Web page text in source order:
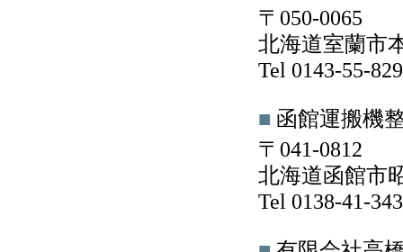
〒050-0065
北海道室蘭市
Tel 0143-55-
■ 函館運搬機
〒041-0812
北海道函館市
Tel 0138-41-